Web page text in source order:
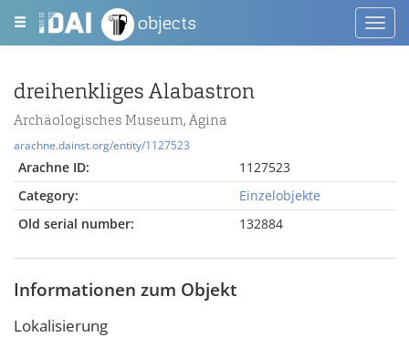
objects
dreihenkliges Alabastron
Archäologisches Museum, Ägina
arachne.dainst.org/entity/1127523
Arachne ID:
1127523
Category:
Einzelobjekte
Old serial number:
132884
Informationen zum Objekt
Lokalisierung